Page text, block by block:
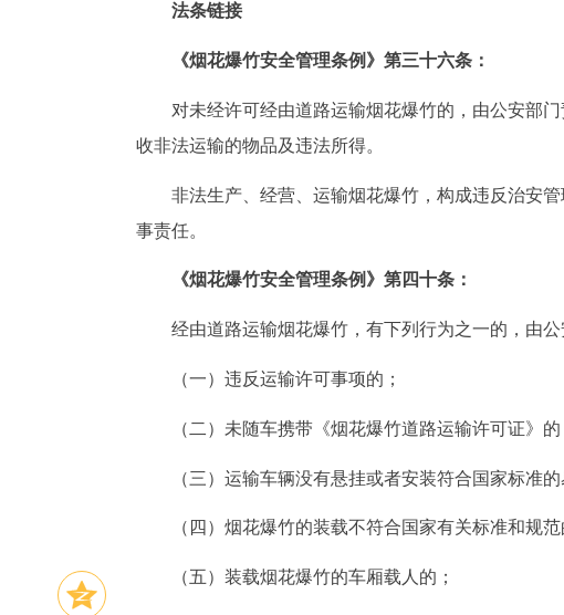
法条链接
《烟花爆竹安全管理条例》第三十六条：
对未经许可经由道路运输烟花爆竹的，由公安部
收非法运输的物品及违法所得。
非法生产、经营、运输烟花爆竹，构成违反治安
事责任。
《烟花爆竹安全管理条例》第四十条：
经由道路运输烟花爆竹，有下列行为之一的，由
（一）违反运输许可事项的；
（二）未随车携带《烟花爆竹道路运输许可证》的
（三）运输车辆没有悬挂或者安装符合国家标准
（四）烟花爆竹的装载不符合国家有关标准和规范
（五）装载烟花爆竹的车厢载人的；